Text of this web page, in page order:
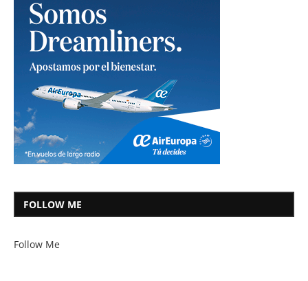
FOLLOW ME
Follow Me